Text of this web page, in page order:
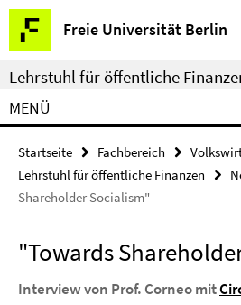
Springe
direkt
zu
Inhalt
Freie Universität Berlin
Service-
Navigation
Lehrstuhl für öffentliche
MENÜ
Startseite Fachbereich
Lehrstuhl für öffentliche Finanzen
Shareholder Socialism"
"Towards
Interview von Prof. Corneo mit